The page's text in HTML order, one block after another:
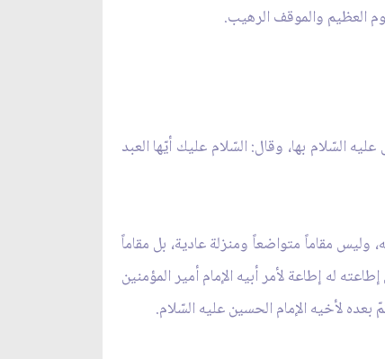
العظيم والموقف الرهيب.
السّلام بها، وقال: السّلام عليك أيّها العبد
مقاماً متواضعاً ومنزلة عادية، بل مقاماً
له إطاعة لأمر أبيه الإمام أمير المؤمنين
لأخيه الإمام الحسين عليه السّلام.